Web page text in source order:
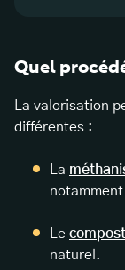
Quel
La valorisation
différentes :
La
Le
naturel.